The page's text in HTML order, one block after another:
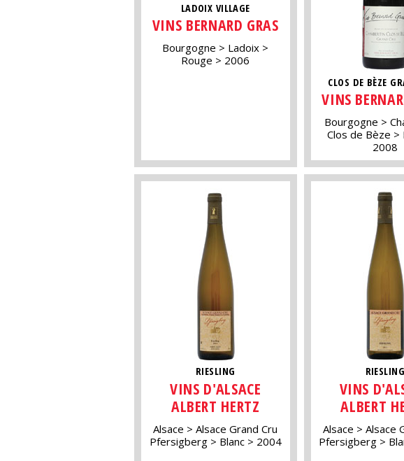
LADOIX VILLAGE
VINS BERNARD GRAS
Bourgogne
Ladoix
Rouge
2006
CLOS DE BÈZE
VINS
Bourgogne
Clos de Bèze
2008
RIESLING
VINS D'ALSACE
ALBERT HERTZ
Alsace
Alsace Grand Cru
Pfersigberg
Blanc 2004
RIESLING
VINS
ALBERT
Alsace
Alsace
Pfersigberg